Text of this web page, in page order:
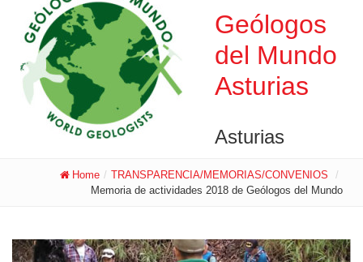
Geólogos
del Mundo
Asturias
Asturias
Home / TRANSPARENCIA/MEMORIAS/CONVENIOS
/
Memoria de actividades 2018 de Geólogos del Mundo